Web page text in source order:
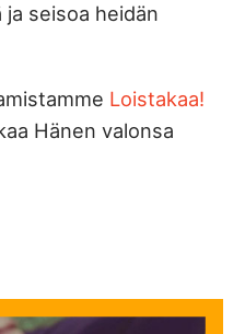
seisoa heidän
Loistakaa!
Hänen valonsa